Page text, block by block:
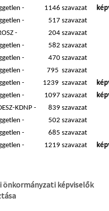
- 1146 szavazat
-
517 szavazat
-
204 szavazat
-
582 szavazat
-
470 szavazat
-
795 szavazat
- 1239 szavazat
- 1097 szavazat
KDNP -
839 szavazat
-
502 szavazat
-
685 szavazat
- 1219 szavazat
önkormányzati képviselők